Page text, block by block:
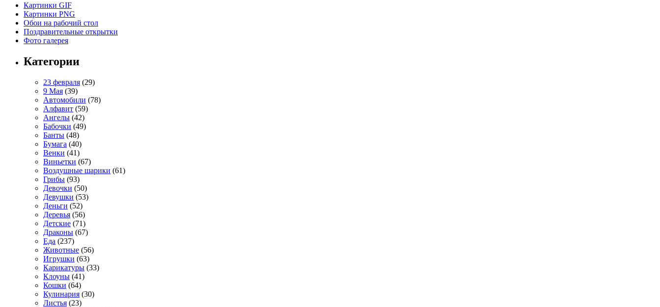
Картинки GIF
Картинки PNG
Обои на рабочий стол
Поздравительные открытки
Фото галерея
Категории
23 февраля (29)
9 Мая (39)
Автомобили (78)
Алфавит (59)
Ангелы (42)
Бабочки (49)
Банты (48)
Бумага (40)
Венки (41)
Виньетки (67)
Воздушные шарики (61)
Грибы (93)
Девочки (50)
Девушки (53)
Деньги (52)
Деревья (56)
Детские (71)
Драконы (67)
Еда (237)
Животные (56)
Игрушки (63)
Карикатуры (33)
Клоуны (41)
Кошки (64)
Кулинария (30)
Листья (23)